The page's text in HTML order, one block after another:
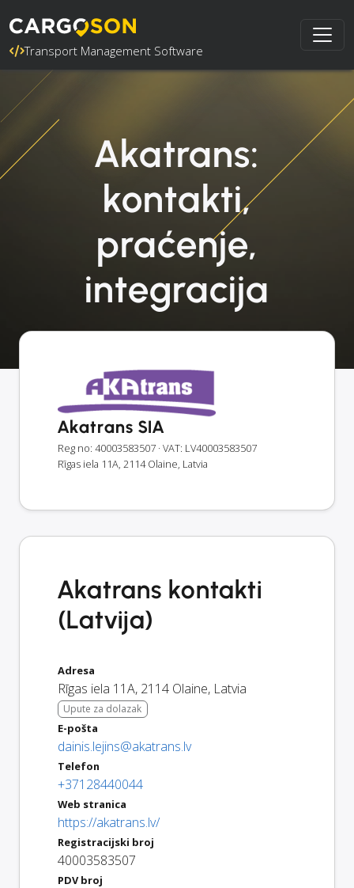
Transport Management Software
Akatrans:
kontakti,
praćenje,
integracija
Akatrans SIA
Reg no: 40003583507 · VAT: LV40003583507
Rīgas iela 11A, 2114 Olaine, Latvia
Akatrans kontakti
(Latvija)
Adresa
Rīgas iela 11A, 2114 Olaine, Latvia
Upute za dolazak
E-pošta
dainis.lejins@akatrans.lv
Telefon
+37128440044
Web stranica
https://akatrans.lv/
Registracijski broj
40003583507
PDV broj